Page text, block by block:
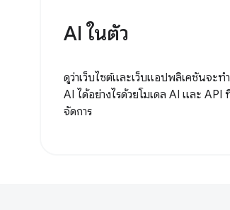
AI ในตัว
ดูว่าเว็บไซต์และเว็บแอปพลิเคชันจะท
AI ได้อย่างไรด้วยโมเดล AI และ API
จัดการ